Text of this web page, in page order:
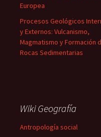
Europea
Procesos Geológicos
y Externos: Vulcanismo,
Magmatismo y Formación
Rocas Sedimentarias
Wiki Geografía
Antropología social